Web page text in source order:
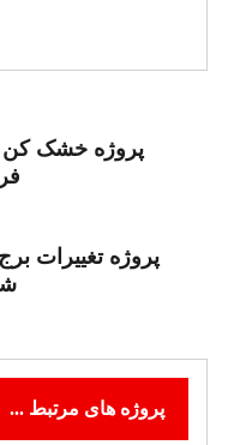
پروژه خشک
پروژه تغییرات
پروژه های مرتبط ...